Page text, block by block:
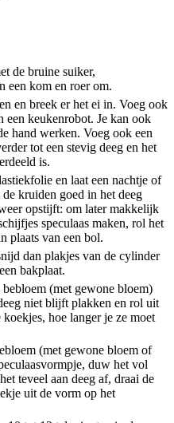
de bruine suiker,
een kom en roer om.
en breek er het ei in. Voeg ook
een keukenrobot. Je kan ook
hand werken. Voeg ook een
tot een stevig deeg en het
is.
en laat een nachtje of
kruiden goed in het deeg
opstijft: om later makkelijk
speculaas maken, rol het
plaats van een bol.
dan plakjes van de cylinder
bakplaat.
(met gewone bloem)
niet blijft plakken en rol uit
hoe langer je ze moet
(met gewone bloem of
duw het vol
teveel aan deeg af, draai de
uit de vorm op het